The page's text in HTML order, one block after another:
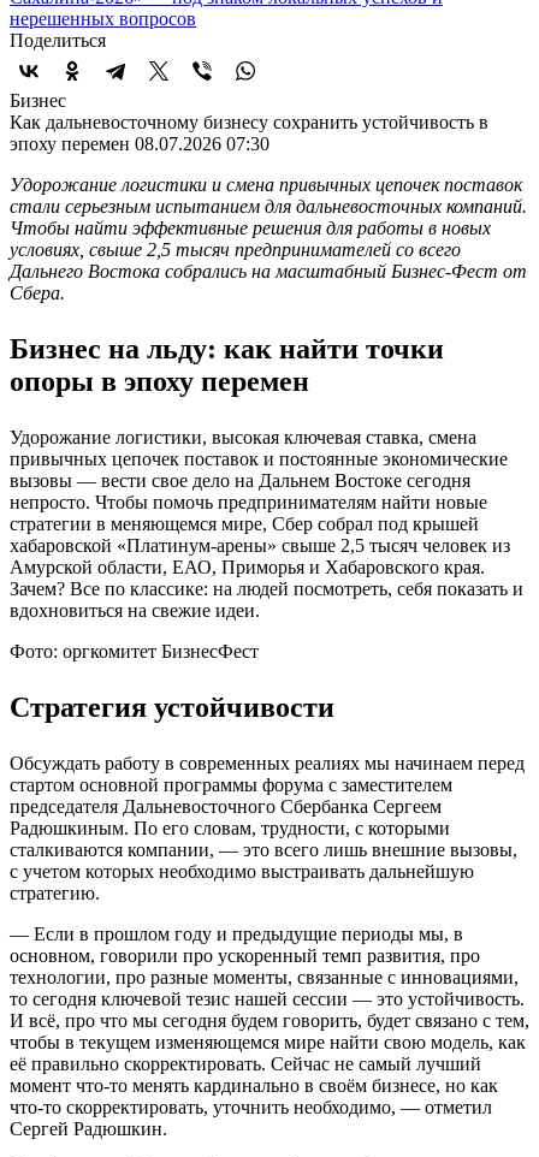
нерешенных вопросов
Поделиться
Бизнес
Как дальневосточному бизнесу сохранить устойчивость в
эпоху перемен 08.07.2026 07:30
Удорожание логистики и смена привычных цепочек поставок
стали серьезным испытанием для дальневосточных компаний.
Чтобы найти эффективные решения для работы в новых
условиях, свыше 2,5 тысяч предпринимателей со всего
Дальнего Востока собрались на масштабный Бизнес-Фест от
Сбера.
Бизнес на льду: как найти точки
опоры в эпоху перемен
Удорожание логистики, высокая ключевая ставка, смена
привычных цепочек поставок и постоянные экономические
вызовы — вести свое дело на Дальнем Востоке сегодня
непросто. Чтобы помочь предпринимателям найти новые
стратегии в меняющемся мире, Сбер собрал под крышей
хабаровской «Платинум-арены» свыше 2,5 тысяч человек из
Амурской области, ЕАО, Приморья и Хабаровского края.
Зачем? Все по классике: на людей посмотреть, себя показать и
вдохновиться на свежие идеи.
Фото: оргкомитет БизнесФест
Стратегия устойчивости
Обсуждать работу в современных реалиях мы начинаем перед
стартом основной программы форума с заместителем
председателя Дальневосточного Сбербанка Сергеем
Радюшкиным. По его словам, трудности, с которыми
сталкиваются компании, — это всего лишь внешние вызовы,
с учетом которых необходимо выстраивать дальнейшую
стратегию.
— Если в прошлом году и предыдущие периоды мы, в
основном, говорили про ускоренный темп развития, про
технологии, про разные моменты, связанные с инновациями,
то сегодня ключевой тезис нашей сессии — это устойчивость.
И всё, про что мы сегодня будем говорить, будет связано с тем,
чтобы в текущем изменяющемся мире найти свою модель, как
её правильно скорректировать. Сейчас не самый лучший
момент что-то менять кардинально в своём бизнесе, но как
что-то скорректировать, уточнить необходимо, — отметил
Сергей Радюшкин.